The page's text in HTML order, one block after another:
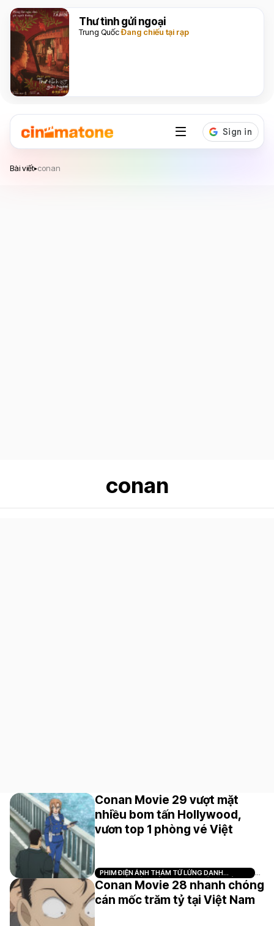
Thư tình gửi ngoại
Trung QuốcĐang chiếu tại rạp
Bài viết▸conan
conan
Conan Movie 29 vượt mặt
nhiều bom tấn Hollywood,
vươn top 1 phòng vé Việt
PHIM ĐIỆN ẢNH THÁM TỬ LỪNG DANH
CONAN: THIÊN THẦN SA NGÃ TRÊN XA LỘ
21/
Conan Movie 28 nhanh chóng
cán mốc trăm tỷ tại Việt Nam